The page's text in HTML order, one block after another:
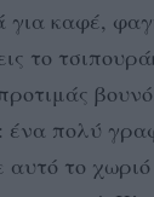
καφέ,
το
ένα πολύ
το χωριό